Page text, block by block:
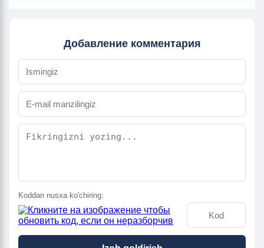
Добавление комментария
Koddan nusxa ko'chiring: